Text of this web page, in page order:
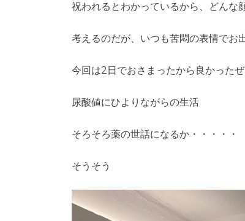
祝われるとわかっているから、どんな
考えるのだが、いつも苦悶の表情でお
今回は2日でおさまったから良かったぜ
尿酸値にひよりながらの生活
そろそろ薬の世話になるか・・・・・
そうそう